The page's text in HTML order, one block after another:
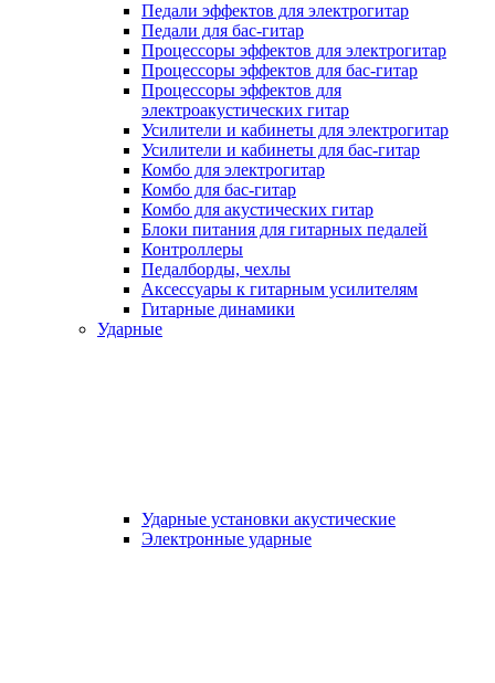
Педали эффектов для электрогитар
Педали для бас-гитар
Процессоры эффектов для электрогитар
Процессоры эффектов для бас-гитар
Процессоры эффектов для
электроакустических гитар
Усилители и кабинеты для электрогитар
Усилители и кабинеты для бас-гитар
Комбо для электрогитар
Комбо для бас-гитар
Комбо для акустических гитар
Блоки питания для гитарных педалей
Контроллеры
Педалборды, чехлы
Аксеcсуары к гитарным усилителям
Гитарные динамики
Ударные
Ударные установки акустические
Электронные ударные